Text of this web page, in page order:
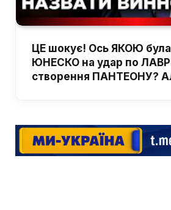
ЦЕ шокує! Ось ЯКОЮ
ЮНЕСКО на удар по
створення ПАНТЕОНУ?